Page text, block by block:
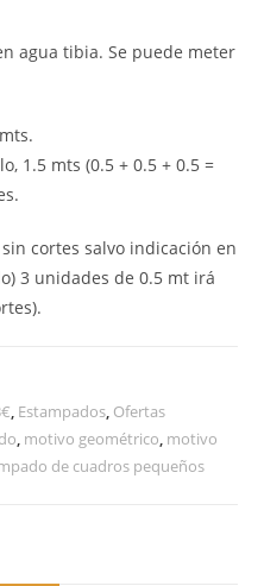
agua tibia. Se puede meter
1.5 mts (0.5 + 0.5 + 0.5 =
cortes salvo indicación en
3 unidades de 0.5 mt irá
, Estampados, Ofertas
, motivo geométrico, motivo
de cuadros pequeños